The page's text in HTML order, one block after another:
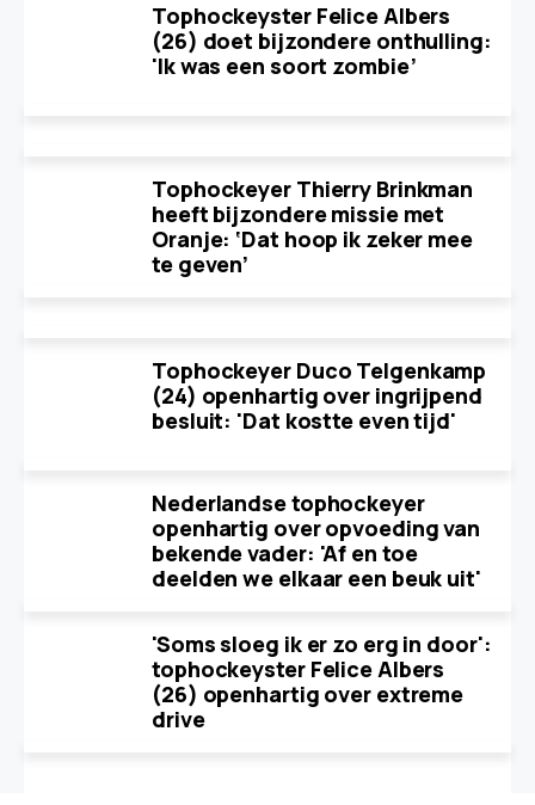
Tophockeyster Felice Albers
(26) doet bijzondere onthulling:
'Ik was een soort zombie’
Tophockeyer Thierry Brinkman
heeft bijzondere missie met
Oranje: ‘Dat hoop ik zeker mee
te geven’
Tophockeyer Duco Telgenkamp
(24) openhartig over ingrijpend
besluit: 'Dat kostte even tijd'
Nederlandse tophockeyer
openhartig over opvoeding van
bekende vader: 'Af en toe
deelden we elkaar een beuk uit'
'Soms sloeg ik er zo erg in door':
tophockeyster Felice Albers
(26) openhartig over extreme
drive